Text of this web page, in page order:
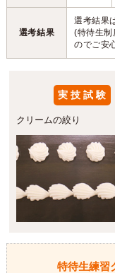
選考結果
選考結果
(特待生制
のでご安
実 技 試 験
クリームの絞り
特待生練習